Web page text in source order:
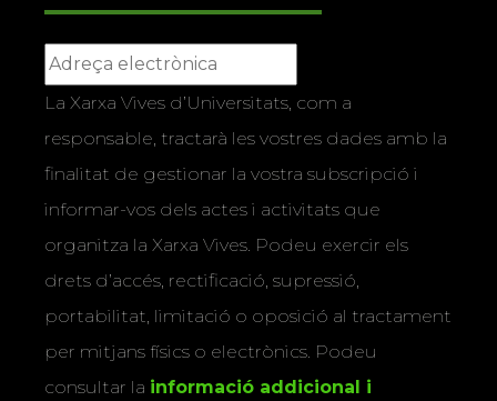
La Xarxa Vives d’Universitats, com a
responsable, tractarà les vostres dades amb la
finalitat de gestionar la vostra subscripció i
informar-vos dels actes i activitats que
organitza la Xarxa Vives. Podeu exercir els
drets d’accés, rectificació, supressió,
portabilitat, limitació o oposició al tractament
per mitjans físics o electrònics. Podeu
consultar la informació addicional i